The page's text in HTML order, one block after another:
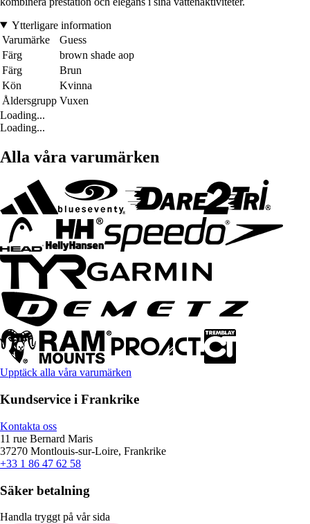
Ytterligare information
Varumärke
Guess
Färg
brown shade aop
Färg
Brun
Kön
Kvinna
Åldersgrupp Vuxen
Loading...
Loading...
Alla våra varumärken
Upptäck alla våra varumärken
Kundservice i Frankrike
Kontakta oss
11 rue Bernard Maris
37270 Montlouis-sur-Loire, Frankrike
+33 1 86 47 62 58
Säker betalning
Handla tryggt på vår sida